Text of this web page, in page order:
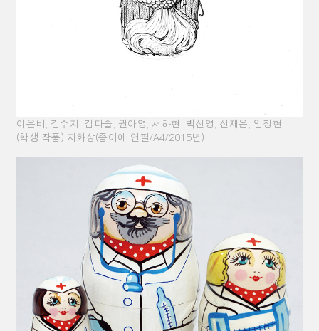
이은비 김수지 김다솔 권아영 서하현 박선영 신재은
임정현
(학생 작품 ) 자화상(종이에 연필/A4/2015년 )